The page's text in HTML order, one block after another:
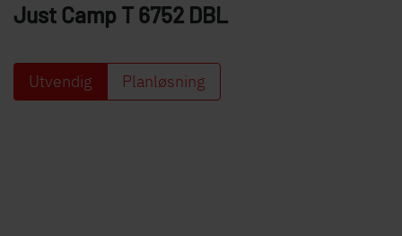
Dethleffs
Finn forhandler
Just Camp T 6752 DBL
Utvendig Planløsning